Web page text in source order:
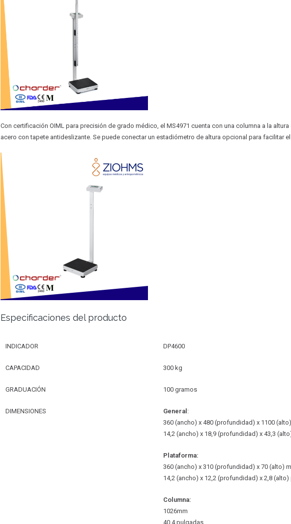
Con certificación OIML para precisión de grado médico, el MS4971 cuenta con una columna a la
acero con tapete antideslizante. Se puede conectar un estadiómetro de altura opcional para facilitar
Especificaciones del producto
INDICADOR DP4600
CAPACIDAD 300 kg
GRADUACIÓN 100 gramos
DIMENSIONES General :
360 (ancho) x 480 (profundidad) x 1100
14,2 (ancho) x 18,9 (profundidad) x 43,3
Plataforma:
360 (ancho) x 310 (profundidad) x 70 (alto)
14,2 (ancho) x 12,2 (profundidad) x 2,8
Columna:
1026mm
40,4 pulgadas